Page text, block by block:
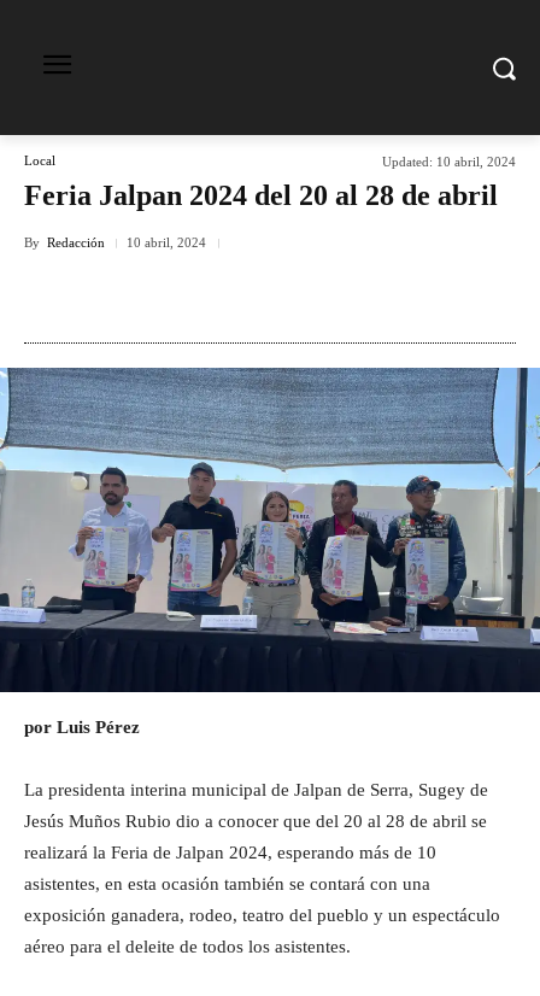
Local Updated: 10 abril, 2024
Feria Jalpan 2024 del 20 al 28 de abril
By Redacción 10 abril, 2024
por Luis Pérez
La presidenta interina municipal de Jalpan de Serra, Sugey de
Jesús Muños Rubio dio a conocer que del 20 al 28 de abril se
realizará la Feria de Jalpan 2024, esperando más de 10
asistentes, en esta ocasión también se contará con una
exposición ganadera, rodeo, teatro del pueblo y un espectáculo
aéreo para el deleite de todos los asistentes.